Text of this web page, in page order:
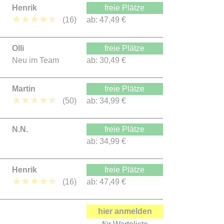
Henrik
★★★★★ (16)
freie Plätze
ab: 47,49 €
Olli
Neu im Team
freie Plätze
ab: 30,49 €
Martin
★★★★★ (50)
freie Plätze
ab: 34,99 €
N.N.
freie Plätze
ab: 34,99 €
Henrik
★★★★★ (16)
freie Plätze
ab: 47,49 €
hier anmelden